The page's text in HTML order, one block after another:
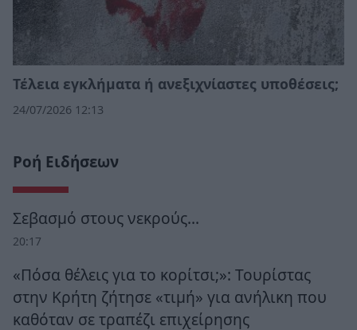
Τέλεια εγκλήματα ή ανεξιχνίαστες υποθέσεις;
24/07/2026 12:13
Ροή Ειδήσεων
Σεβασμό στους νεκρούς…
20:17
«Πόσα θέλεις για το κορίτσι;»: Τουρίστας
στην Κρήτη ζήτησε «τιμή» για ανήλικη που
καθόταν σε τραπέζι επιχείρησης